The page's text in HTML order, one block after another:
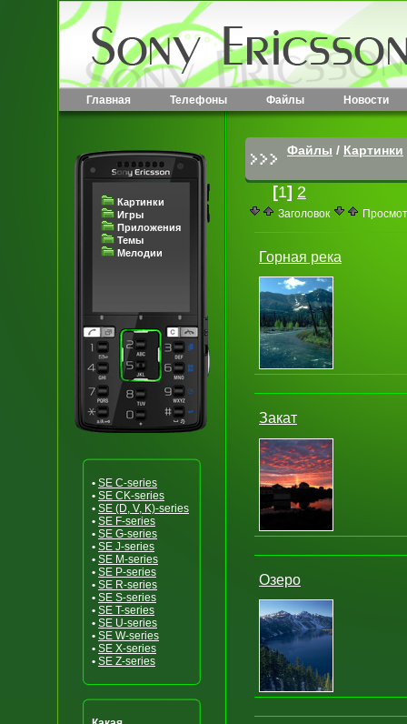
Главная Телефоны Файлы Новости
Картинки
Игры
Приложения
Темы
Мелодии
• SE C-series
• SE CK-series
• SE (D, V, K)-series
• SE F-series
• SE G-series
• SE J-series
• SE M-series
• SE P-series
• SE R-series
• SE S-series
• SE T-series
• SE U-series
• SE W-series
• SE X-series
• SE Z-series
Файлы / Картинки
[1] 2
Заголовок
Горная река
Закат
Озеро